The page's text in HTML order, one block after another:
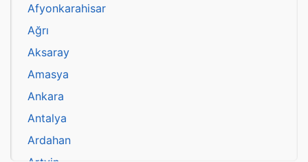
Afyonkarahisar
Ağrı
Aksaray
Amasya
Ankara
Antalya
Ardahan